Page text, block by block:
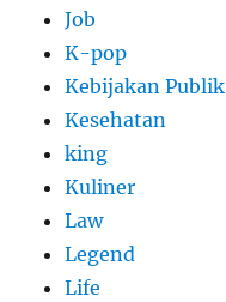
Job
K-pop
Kebijakan Publik
Kesehatan
king
Kuliner
Law
Legend
Life